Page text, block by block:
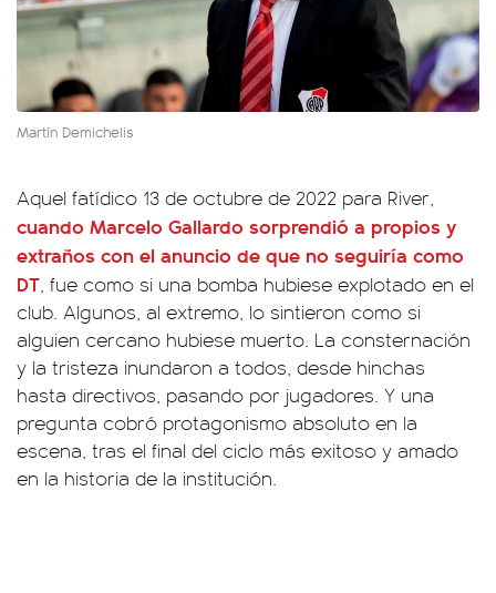
Martín Demichelis
Aquel fatídico 13 de octubre de 2022 para River,
cuando Marcelo Gallardo sorprendió a propios y
extraños con el anuncio de que no seguiría como
DT, fue como si una bomba hubiese explotado en el
club. Algunos, al extremo, lo sintieron como si
alguien cercano hubiese muerto. La consternación
y la tristeza inundaron a todos, desde hinchas
hasta directivos, pasando por jugadores. Y una
pregunta cobró protagonismo absoluto en la
escena, tras el final del ciclo más exitoso y amado
en la historia de la institución.